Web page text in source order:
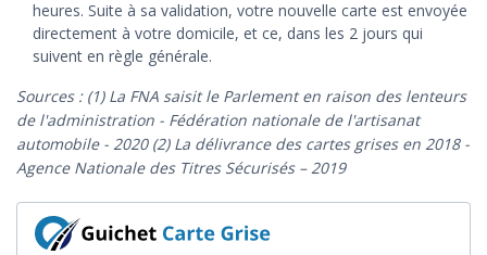
heures. Suite à sa validation, votre nouvelle carte est envoyée
directement à votre domicile, et ce, dans les 2 jours qui
suivent en règle générale.
Sources : (1) La FNA saisit le Parlement en raison des lenteurs
de l'administration - Fédération nationale de l'artisanat
automobile - 2020 (2) La délivrance des cartes grises en 2018 -
Agence Nationale des Titres Sécurisés – 2019